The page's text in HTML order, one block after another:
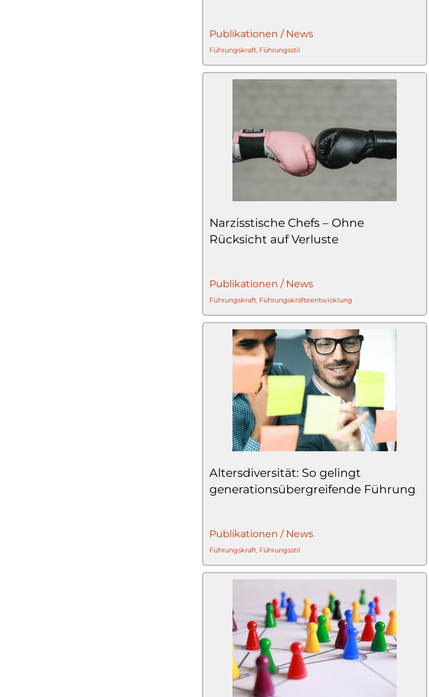
Publikationen / News
Führungskraft, Führungsstil
Narzisstische Chefs – Ohne
Rücksicht auf Verluste
Publikationen / News
Führungskraft, Führungskräfteentwicklung
Altersdiversität: So gelingt
generationsübergreifende Führung
Publikationen / News
Führungskraft, Führungsstil